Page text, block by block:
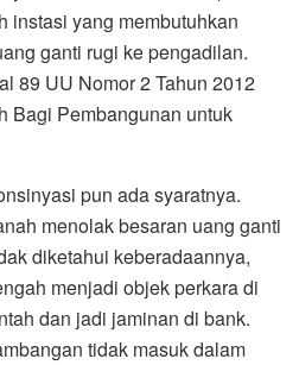
instasi yang membutuhkan
ganti rugi ke pengadilan.
89 UU Nomor 2 Tahun 2012
Bagi Pembangunan untuk
pun ada syaratnya.
menolak besaran uang ganti
diketahui keberadaannya,
menjadi objek perkara di
dan jadi jaminan di bank.
tidak masuk dalam